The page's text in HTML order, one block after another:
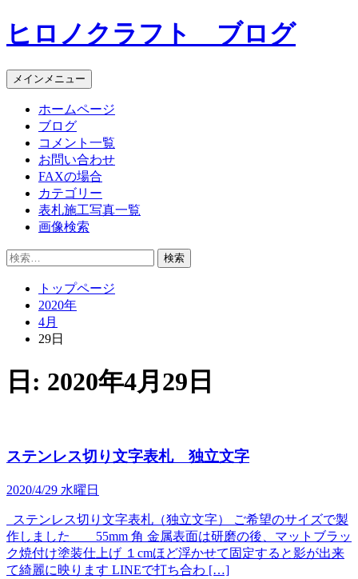
コ
ン
ン
ツ
ヒロノクラフト ブログ
メインメニュー
ホームページ
ブログ
コメント一覧
お問い合わせ
FAXの場合
カテゴリー
表札施工写真一覧
画像検索
検
トップページ
2020年
4月
29日
日: 2020年4月29日
ステンレス切り文字表札 独立文字
2020/4/29 水曜日
ステンレス切り文字表札（独立文字） ご希望のサイズで製
作しました 55mm 角 金属表面は研磨の後、マットブラッ
ク焼付け塗装仕上げ １cmほど浮かせて固定すると影が出来
て綺麗に映ります LINEで打ち合わ […]